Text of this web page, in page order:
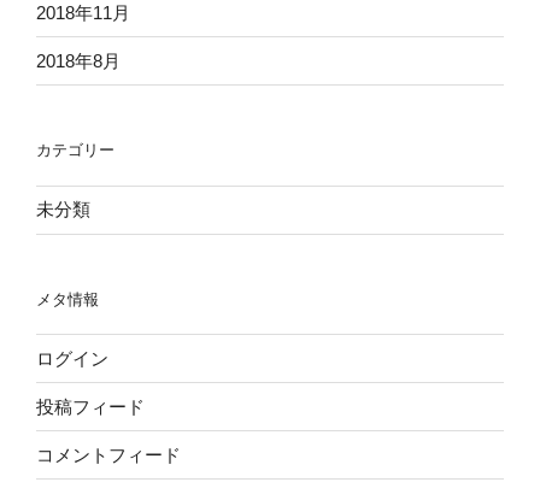
2018年11月
2018年8月
カテゴリー
未分類
メタ情報
ログイン
投稿フィード
コメントフィード